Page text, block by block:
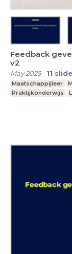
Feedback
v2
May 2025- 11
Maatschappijleer
Praktijkonderwijs